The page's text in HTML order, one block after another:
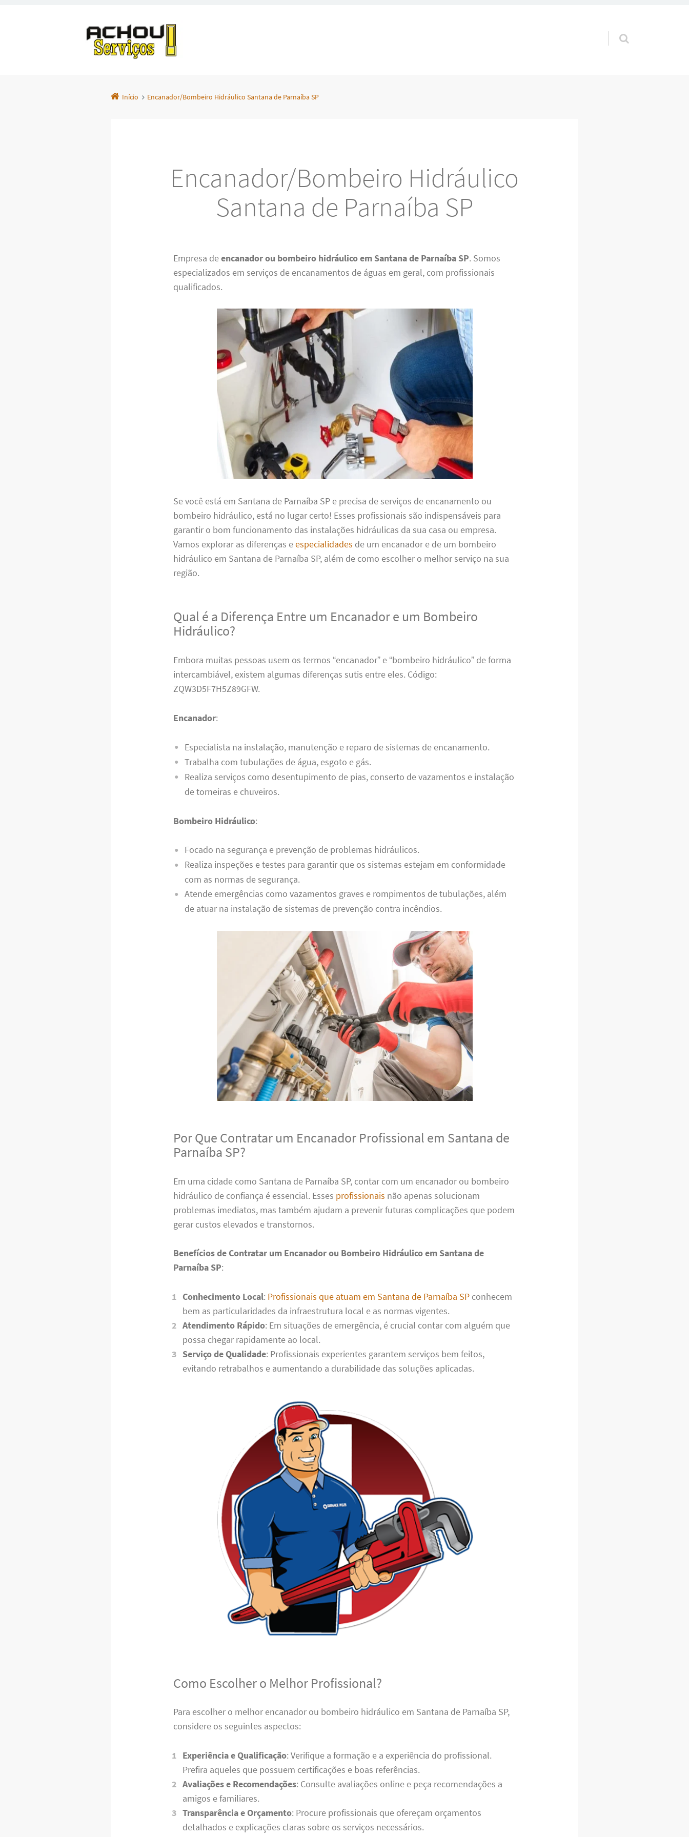
Pular para o conteúdo
Início Encanador/Bombeiro Hidráulico Santana de Parnaíba SP
Encanador/Bombeiro Hidráulico
Santana de Parnaíba SP
Empresa deencanador ou bombeiro hidráulico em Santana de Parnaíba SP. Somos
especializados em serviços de encanamentos de águas em geral, com profissionais
qualificados.
Se você está em Santana de Parnaíba SP e precisa de serviços de encanamento ou
bombeiro hidráulico, está no lugar certo! Esses profissionais são indispensáveis para
garantir o bom funcionamento das instalações hidráulicas da sua casa ou empresa.
Vamos explorar as diferenças eespecialidades de um encanador e de um bombeiro
hidráulico em Santana de Parnaíba SP, além de como escolher o melhor serviço na sua
região.
Qual é a Diferença Entre um Encanador e um Bombeiro
Hidráulico?
Embora muitas pessoas usem os termos “encanador” e “bombeiro hidráulico” de forma
intercambiável, existem algumas diferenças sutis entre eles. Código:
ZQW3D5F7H5Z89GFW.
Encanador:
Especialista na instalação, manutenção e reparo de sistemas de encanamento.
Trabalha com tubulações de água, esgoto e gás.
Realiza serviços como desentupimento de pias, conserto de vazamentos e instalação
de torneiras e chuveiros.
Bombeiro Hidráulico:
Focado na segurança e prevenção de problemas hidráulicos.
Realiza inspeções e testes para garantir que os sistemas estejam em conformidade
com as normas de segurança.
Atende emergências como vazamentos graves e rompimentos de tubulações, além
de atuar na instalação de sistemas de prevenção contra incêndios.
Por Que Contratar um Encanador Profissional em Santana de
Parnaíba SP?
Em uma cidade como Santana de Parnaíba SP, contar com um encanador ou bombeiro
hidráulico de confiança é essencial. Esses profissionais não apenas solucionam
problemas imediatos, mas também ajudam a prevenir futuras complicações que podem
gerar custos elevados e transtornos.
Benefícios de Contratar um Encanador ou Bombeiro Hidráulico em Santana de
Parnaíba SP:
Conhecimento Local: Profissionais que atuam em Santana de Parnaíba SPconhecem
bem as particularidades da infraestrutura local e as normas vigentes.
Atendimento Rápido: Em situações de emergência, é crucial contar com alguém que
possa chegar rapidamente ao local.
Serviço de Qualidade: Profissionais experientes garantem serviços bem feitos,
evitando retrabalhos e aumentando a durabilidade das soluções aplicadas.
Como Escolher o Melhor Profissional?
Para escolher o melhor encanador ou bombeiro hidráulico em Santana de Parnaíba SP,
considere os seguintes aspectos:
Experiência e Qualificação: Verifique a formação e a experiência do profissional.
Prefira aqueles que possuem certificações e boas referências.
Avaliações e Recomendações: Consulte avaliações online e peça recomendações a
amigos e familiares.
Transparência e Orçamento: Procure profissionais que ofereçam orçamentos
detalhados e explicações claras sobre os serviços necessários.